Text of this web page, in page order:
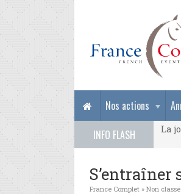
Nos actions
INFO FLASH
La
La
S’entraîner
France Complet » Non classé